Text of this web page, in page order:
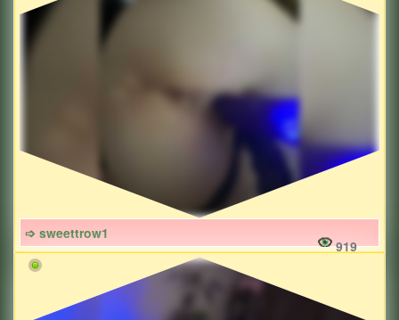
➩ sweettrow1
919